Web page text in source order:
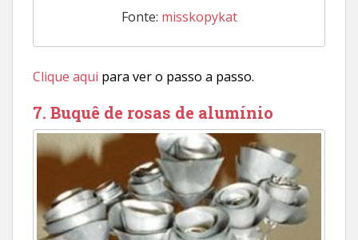
Fonte: misskopykat
Clique aqui para ver o passo a passo.
7. Buquê de rosas de alumínio